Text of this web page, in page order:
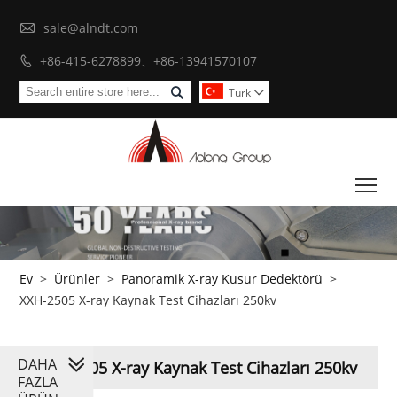
 sale@alndt.com
 +86-415-6278899、+86-13941570107
 Türk 
Ev > Ürünler > Panoramik X-ray Kusur Dedektörü >
XXH-2505 X-ray Kaynak Test Cihazları 250kv
XXH-2505 X-ray Kaynak Test Cihazları 250kv
DAHA
FAZLA